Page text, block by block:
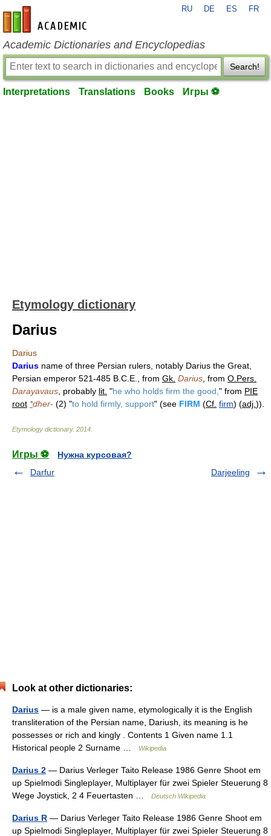
en-academic.com
RU DE ES FR
Academic Dictionaries and Encyclopedias
Search!
Interpretations Translations Books Игры ⚽
Etymology dictionary
Darius
Darius
Darius name of three Persian rulers, notably Darius the Great,
Persian emperor 521-485 B.C.E., from Gk. Darius , from O.Pers.
Darayavaus , probably lit. "he who holds firm the good, " from PIE
root *dher- (2) "to hold firmly, support" (see FIRM (Cf. firm) (adj. )).
Etymology dictionary. 2014
Игры ⚽
Нужна курсовая?
Darfur
Darjeeling
Look at other dictionaries:
Darius — is a male given name, etymologically it is the English
transliteration of the Persian name, Dariush, its meaning is he
possesses or rich and kingly . Contents 1 Given name 1.1
Historical people 2 Surname …
Wikipedia
Darius 2 — Darius Verleger Taito Release 1986 Genre Shoot em
up Spielmodi Singleplayer, Multiplayer für zwei Spieler Steuerung 8
Wege Joystick, 2 4 Feuertasten …
Deutsch Wikipedia
Darius R — Darius Verleger Taito Release 1986 Genre Shoot em
up Spielmodi Singleplayer, Multiplayer für zwei Spieler Steuerung 8